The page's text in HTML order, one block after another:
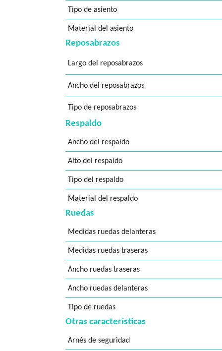
Tipo de asiento
Material del asiento
Reposabrazos
Largo del reposabrazos
Ancho del reposabrazos
Tipo de reposabrazos
Respaldo
Ancho del respaldo
Alto del respaldo
Tipo del respaldo
Material del respaldo
Ruedas
Medidas ruedas delanteras
Medidas ruedas traseras
Ancho ruedas traseras
Ancho ruedas delanteras
Tipo de ruedas
Otras características
Arnés de seguridad